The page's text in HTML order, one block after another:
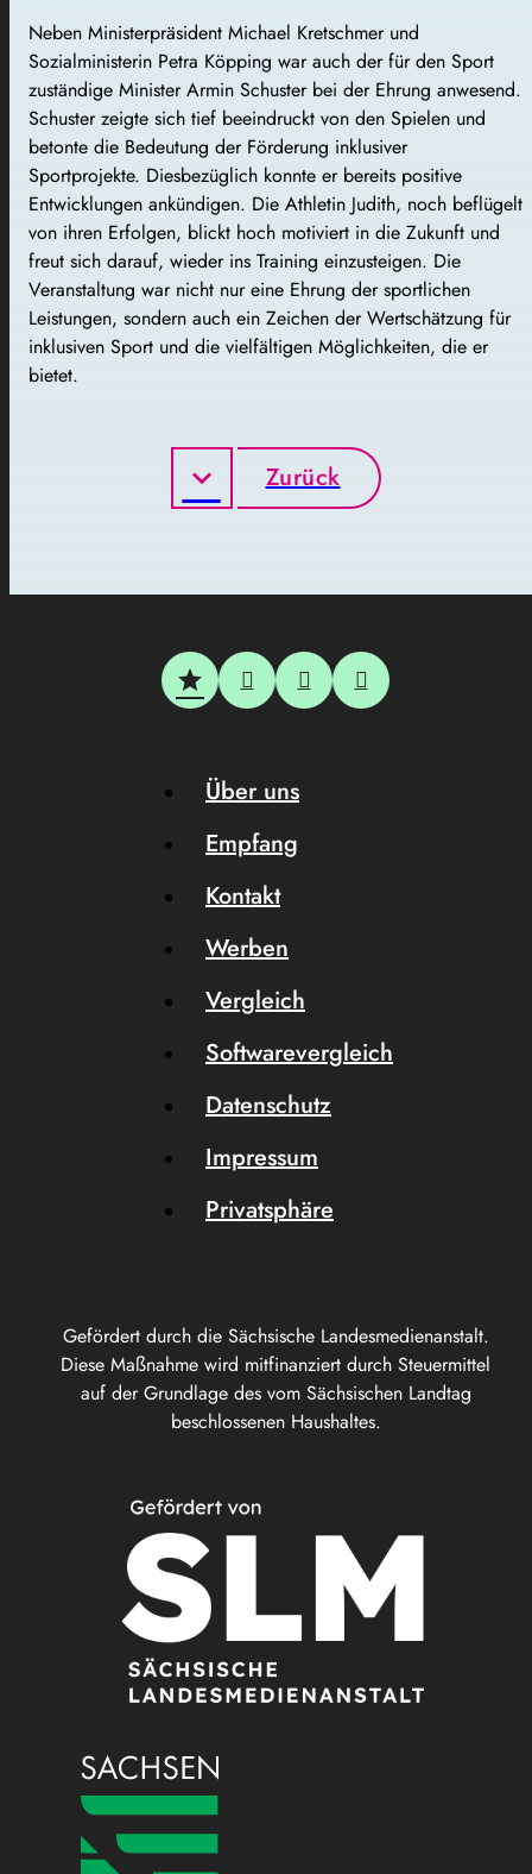
Neben Ministerpräsident Michael Kretschmer und
Sozialministerin Petra Köpping war auch der für den Sport
zuständige Minister Armin Schuster bei der Ehrung anwesend.
Schuster zeigte sich tief beeindruckt von den Spielen und
betonte die Bedeutung der Förderung inklusiver
Sportprojekte. Diesbezüglich konnte er bereits positive
Entwicklungen ankündigen. Die Athletin Judith, noch beflügelt
von ihren Erfolgen, blickt hoch motiviert in die Zukunft und
freut sich darauf, wieder ins Training einzusteigen. Die
Veranstaltung war nicht nur eine Ehrung der sportlichen
Leistungen, sondern auch ein Zeichen der Wertschätzung für
inklusiven Sport und die vielfältigen Möglichkeiten, die er
bietet.
Zurück
Gefördert durch die Sächsische Landesmedienanstalt.
Diese Maßnahme wird mitfinanziert durch Steuermittel
auf der Grundlage des vom Sächsischen Landtag
beschlossenen Haushaltes.
Über uns
Empfang
Kontakt
Werben
Vergleich
Softwarevergleich
Datenschutz
Impressum
Privatsphäre